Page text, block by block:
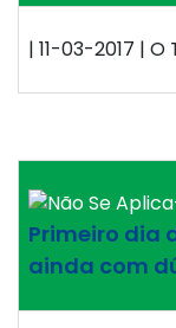
| 11-03-2017 |
Primeiro dia
ainda com